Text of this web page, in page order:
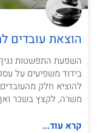
הוצאת עובדים
השפעת התפשטות נגיף
בידוד משפיעים על
להוציא חלק
משרה, לקצץ בשכר
קרא עוד...